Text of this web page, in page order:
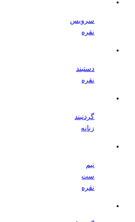
سرویس
دستبند
گردنبند